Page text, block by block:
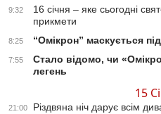
9:32
16 січня – яке сьогодні
прикмети
8:25 “Омікрон” маскується
7:55
Стало відомо, чи
легень
15
21:00 Різдвяна ніч дарує всім